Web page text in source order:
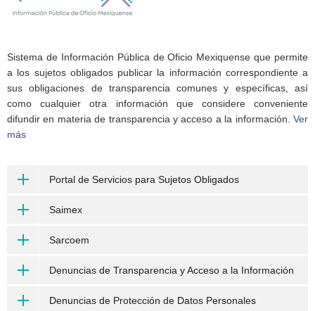
Sistema de Información Pública de Oficio Mexiquense que permite
a los sujetos obligados publicar la información correspondiente a
sus obligaciones de transparencia comunes y específicas, así
como cualquier otra información que considere conveniente
difundir en materia de transparencia y acceso a la información. Ver
más
Portal de Servicios para Sujetos Obligados
Saimex
Sarcoem
Denuncias de Transparencia y Acceso a la Información
Denuncias de Protección de Datos Personales